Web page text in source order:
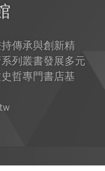
傳承與創新精
列叢書發展多元
哲專門書店基